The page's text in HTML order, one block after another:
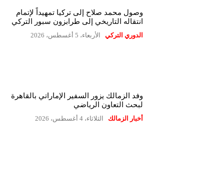
وصول محمد صلاح إلى تركيا تمهيداً لإتمام
انتقاله التاريخي إلى طرابزون سبور التركي
الدوري التركي الأربعاء، 5 أغسطس، 2026
وفد الزمالك يزور السفير الإماراتي بالقاهرة
لبحث التعاون الرياضي
أخبار الزمالك الثلاثاء، 4 أغسطس، 2026